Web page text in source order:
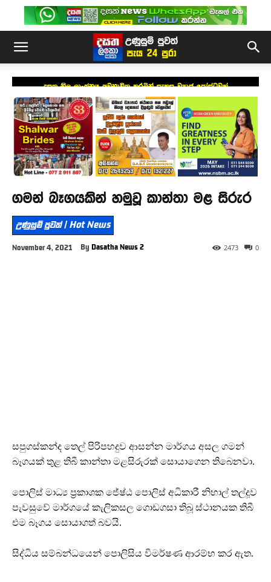
දසත නිල ලාංඡනය අවභාවිත කරමින් සැකසූ ව්‍යාජ පෝස්ටුවක්
ගමන් බෑගයකින් හමුවූ කාන්තා මළ සිරුර
උණුසුම් පුවත් | Hot News
November 4, 2021 By Dasatha News 2 0
2473
සපුගස්කන්ද තෙල් පිරිපහදුව ආසන්න මාර්ගය අසල ගමන්
බෑගයක් තුළ තිබී කාන්තා මළසිරුරක් සොයාගෙන තිබෙනවා.
පොලිස් මාධ්‍ය ප්‍රකාශක ජේෂ්ඨ පොලිස් අධිකාරී නිහාල් තල්දූව
පැවසුවේ මාර්ගයේ කැලිකසල ගොඩගසා තිබූ ස්ථානයක තිබී
එම බෑගය සොයාගත් බවයි.
සිද්ධිය සම්බන්ධයෙන් පොලිසිය විමර්ෂණ ආරම්භ කර ඇත.